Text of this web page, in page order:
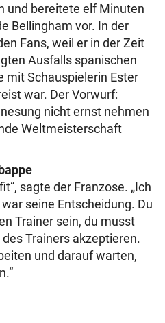
und bereitete elf Minuten
Bellingham vor. In der
Fans, weil er in der Zeit
Ausfalls spanischen
mit Schauspielerin Ester
war. Der Vorwurf:
nicht ernst nehmen
Weltmeisterschaft
sagte der Franzose. „Ich
seine Entscheidung. Du
Trainer sein, du musst
Trainers akzeptieren.
und darauf warten,